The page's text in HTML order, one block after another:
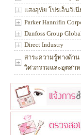
แสงอุทัย โปรเอ็นจิเนี
Parker Hannifin
Danfoss Group
Direct Industry
สาระความรู้ทางด้าน
วิศวกรรมและอุตสา